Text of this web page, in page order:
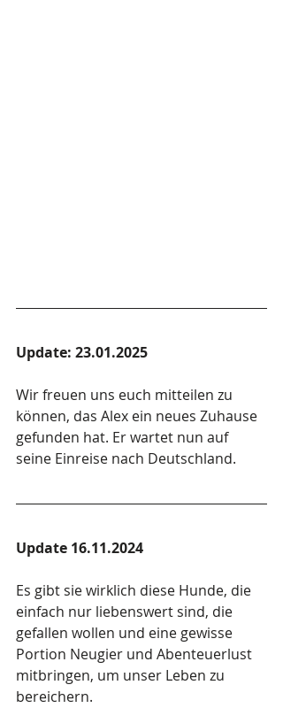
Update: 23.01.2025
Wir freuen uns euch mitteilen zu
können, das Alex ein neues Zuhause
gefunden hat. Er wartet nun auf
seine Einreise nach Deutschland.
Update 16.11.2024
Es gibt sie wirklich diese Hunde, die
einfach nur liebenswert sind, die
gefallen wollen und eine gewisse
Portion Neugier und Abenteuerlust
mitbringen, um unser Leben zu
bereichern.